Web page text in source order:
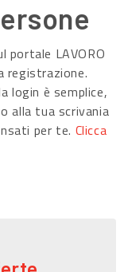
portale LAVORO
registrazione.
login è semplice,
alla tua scrivania
per te. Clicca